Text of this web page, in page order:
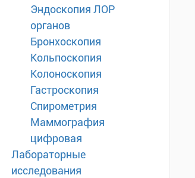
Эндоскопия ЛОР
органов
Бронхоскопия
Кольпоскопия
Колоноскопия
Гастроскопия
Спирометрия
Маммография
цифровая
Лабораторные
исследования